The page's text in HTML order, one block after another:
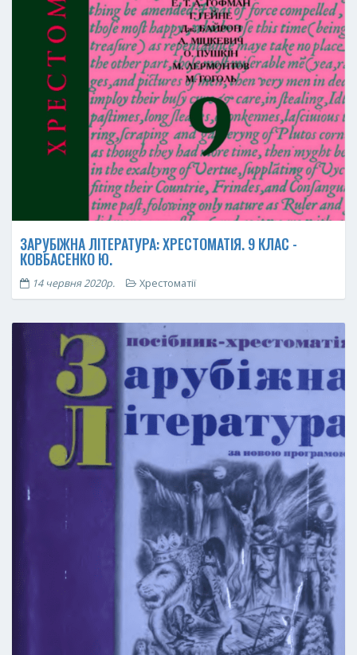
ЗАРУБІЖНА ЛІТЕРАТУРА: ХРЕСТОМАТІЯ. 9 КЛАС -
КОВБАСЕНКО Ю.
14 червня 2020р. Хрестоматії